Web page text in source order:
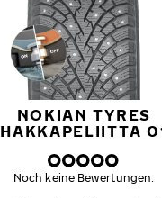
NOKIAN TYRES
HAKKAPELIITTA
Noch keine Bewertungen.